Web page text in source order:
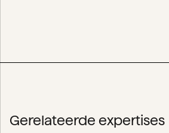
Gerelateerde expertises